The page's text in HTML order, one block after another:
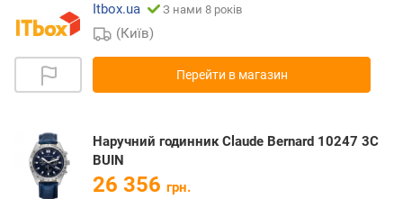
Itbox.ua
З нами 8 років
(Київ)
Перейти в магазин
Наручний годинник Claude Bernard 10247 3C
BUIN
26 356 грн.